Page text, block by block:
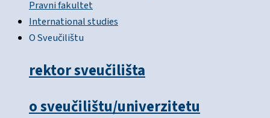
Pravni fakultet
International studies
O Sveučilištu
rektor sveučilišta
o sveučilištu/univerzitetu